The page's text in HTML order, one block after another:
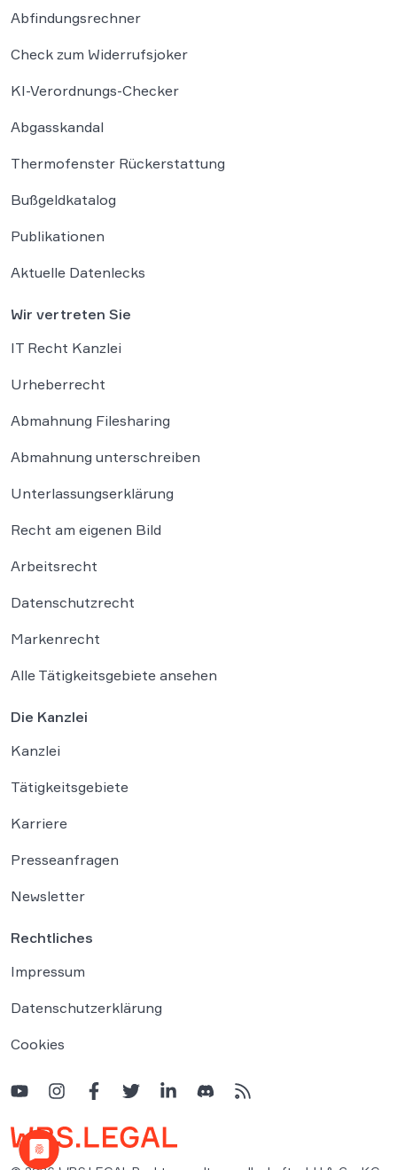
Abfindungsrechner
Check zum Widerrufsjoker
KI-Verordnungs-Checker
Abgasskandal
Thermofenster Rückerstattung
Bußgeldkatalog
Publikationen
Aktuelle Datenlecks
Wir vertreten Sie
IT Recht Kanzlei
Urheberrecht
Abmahnung Filesharing
Abmahnung unterschreiben
Unterlassungserklärung
Recht am eigenen Bild
Arbeitsrecht
Datenschutzrecht
Markenrecht
Alle Tätigkeitsgebiete ansehen
Die Kanzlei
Kanzlei
Tätigkeitsgebiete
Karriere
Presseanfragen
Newsletter
Rechtliches
Impressum
Datenschutzerklärung
Cookies